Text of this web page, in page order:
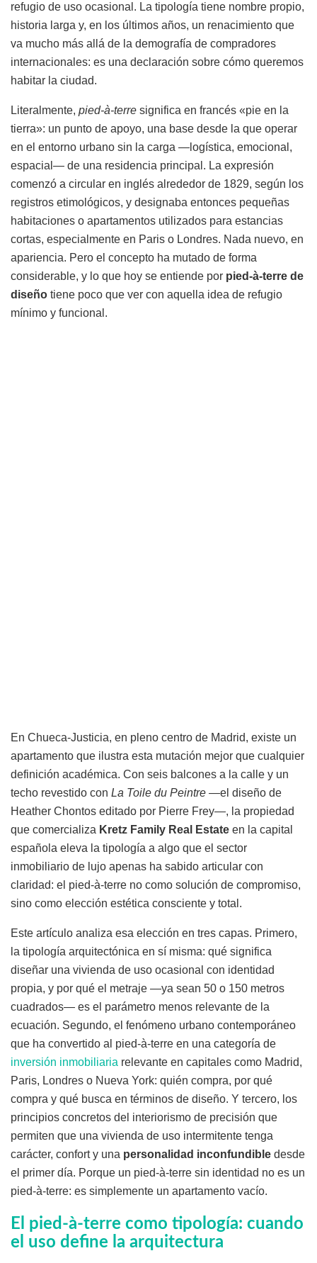
refugio de uso ocasional. La tipología tiene nombre propio,
historia larga y, en los últimos años, un renacimiento que
va mucho más allá de la demografía de compradores
internacionales: es una declaración sobre cómo queremos
habitar la ciudad.
Literalmente, pied-à-terre significa en francés «pie en la
tierra»: un punto de apoyo, una base desde la que operar
en el entorno urbano sin la carga —logística, emocional,
espacial— de una residencia principal. La expresión
comenzó a circular en inglés alrededor de 1829, según los
registros etimológicos, y designaba entonces pequeñas
habitaciones o apartamentos utilizados para estancias
cortas, especialmente en Paris o Londres. Nada nuevo, en
apariencia. Pero el concepto ha mutado de forma
considerable, y lo que hoy se entiende por pied-à-terre de
diseño tiene poco que ver con aquella idea de refugio
mínimo y funcional.
En Chueca-Justicia, en pleno centro de Madrid, existe un
apartamento que ilustra esta mutación mejor que cualquier
definición académica. Con seis balcones a la calle y un
techo revestido con La Toile du Peintre —el diseño de
Heather Chontos editado por Pierre Frey—, la propiedad
que comercializa Kretz Family Real Estate en la capital
española eleva la tipología a algo que el sector
inmobiliario de lujo apenas ha sabido articular con
claridad: el pied-à-terre no como solución de compromiso,
sino como elección estética consciente y total.
Este artículo analiza esa elección en tres capas. Primero,
la tipología arquitectónica en sí misma: qué significa
diseñar una vivienda de uso ocasional con identidad
propia, y por qué el metraje —ya sean 50 o 150 metros
cuadrados— es el parámetro menos relevante de la
ecuación. Segundo, el fenómeno urbano contemporáneo
que ha convertido al pied-à-terre en una categoría de
inversión inmobiliaria relevante en capitales como Madrid,
Paris, Londres o Nueva York: quién compra, por qué
compra y qué busca en términos de diseño. Y tercero, los
principios concretos del interiorismo de precisión que
permiten que una vivienda de uso intermitente tenga
carácter, confort y una personalidad inconfundible desde
el primer día. Porque un pied-à-terre sin identidad no es un
pied-à-terre: es simplemente un apartamento vacío.
El pied-à-terre como tipología: cuando
el uso define la arquitectura